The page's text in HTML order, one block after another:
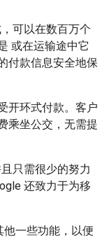
可以在数百万个
或在运输途中它
付款信息安全地保
开环式付款。客户
乘坐公交，无需提
只需很少的努力
还致力于为移
他一些功能，以便